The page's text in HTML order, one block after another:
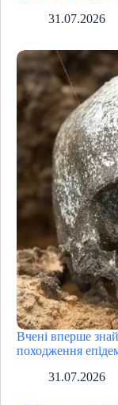
31.07.2026
Вчені вперше
походження
31.07.2026